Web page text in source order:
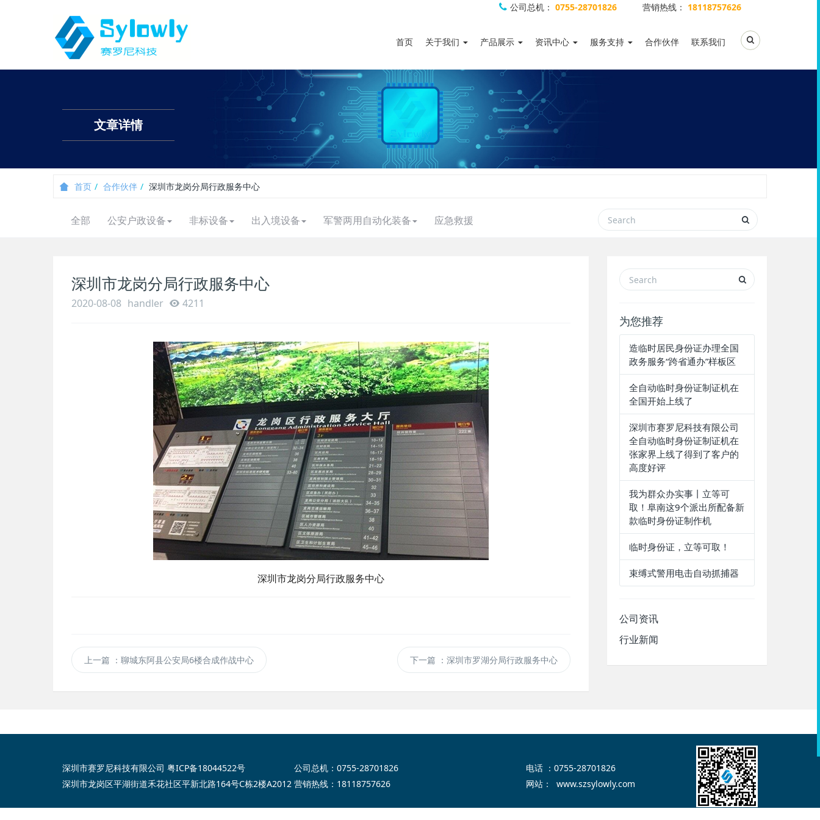
公司总机： 0755-28701826 营销热线： 18118757626
Toggle Search
首页 关于我们 产品展示 资讯中心 服务支持 合作伙伴 联系我们
文章详情
首页 合作伙伴 深圳市龙岗分局行政服务中心
全部 公安户政设备 非标设备 出入境设备 军警两用自动化装备 应急救援
深圳市龙岗分局行政服务中心
2020-08-08 handler 4211
深圳市龙岗分局行政服务中心
上一篇 ：聊城东阿县公安局6楼合成作战中心 下一篇 ：深圳市罗湖分局行政服务中心
为您推荐
造临时居民身份证办理全国
政务服务“跨省通办”样板区​
全自动临时身份证制证机在
全国开始上线了
深圳市赛罗尼科技有限公司
全自动临时身份证制证机在
张家界上线了得到了客户的
高度好评
我为群众办实事丨立等可
取！阜南这9个派出所配备新
款临时身份证制作机
临时身份证，立等可取！
束缚式警用电击自动抓捕器
公司资讯
行业新闻
深圳市赛罗尼科技有限公司 粤ICP备18044522号
深圳市龙岗区平湖街道禾花社区平新北路164号C栋2楼A2012
公司总机：0755-28701826
营销热线：18118757626
电话 ：0755-28701826
网站： www.szsylowly.com